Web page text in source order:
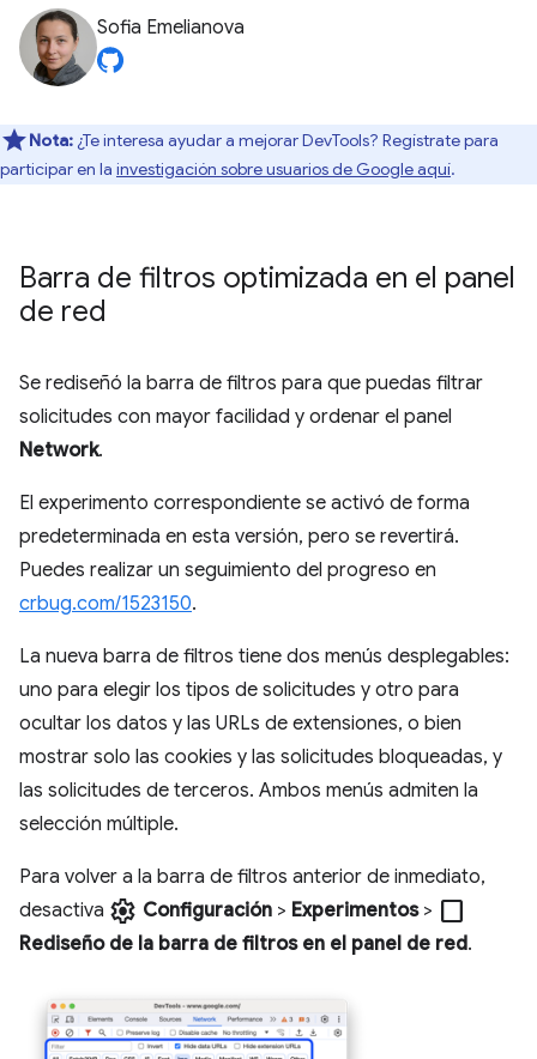
Sofia Emelianova
Nota: ¿Te interesa ayudar a mejorar DevTools? Regístrate para
participar en la investigación sobre usuarios de Google aquí.
Barra de filtros optimizada en el panel
de red
Se rediseñó la barra de filtros para que puedas filtrar
solicitudes con mayor facilidad y ordenar el panel
Network.
El experimento correspondiente se activó de forma
predeterminada en esta versión, pero se revertirá.
Puedes realizar un seguimiento del progreso en
crbug.com/1523150.
La nueva barra de filtros tiene dos menús desplegables:
uno para elegir los tipos de solicitudes y otro para
ocultar los datos y las URLs de extensiones, o bien
mostrar solo las cookies y las solicitudes bloqueadas, y
las solicitudes de terceros. Ambos menús admiten la
selección múltiple.
Para volver a la barra de filtros anterior de inmediato,
desactiva settings Configuración > Experimentos> check_box_outline_blank
Rediseño de la barra de filtros en el panel de red.